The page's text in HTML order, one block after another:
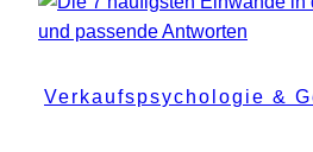
Verkaufspsychologie &